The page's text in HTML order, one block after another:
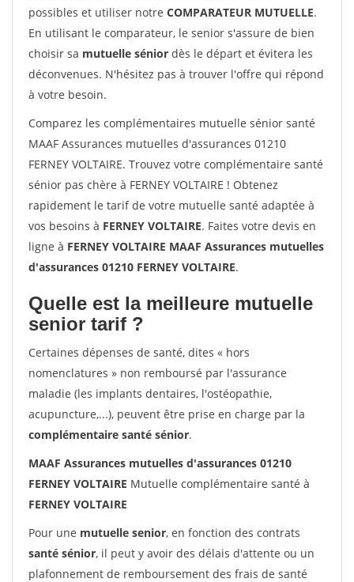
possibles et utiliser notre COMPARATEUR MUTUELLE.
En utilisant le comparateur, le senior s'assure de bien
choisir sa mutuelle sénior dès le départ et évitera les
déconvenues. N'hésitez pas à trouver l'offre qui répond
à votre besoin.
Comparez les complémentaires mutuelle sénior santé
MAAF Assurances mutuelles d'assurances 01210
FERNEY VOLTAIRE. Trouvez votre complémentaire santé
sénior pas chère à FERNEY VOLTAIRE ! Obtenez
rapidement le tarif de votre mutuelle santé adaptée à
vos besoins à FERNEY VOLTAIRE. Faites votre devis en
ligne à FERNEY VOLTAIRE MAAF Assurances mutuelles
d'assurances 01210 FERNEY VOLTAIRE.
Quelle est la meilleure mutuelle
senior tarif ?
Certaines dépenses de santé, dites « hors
nomenclatures » non remboursé par l'assurance
maladie (les implants dentaires, l'ostéopathie,
acupuncture,...), peuvent être prise en charge par la
complémentaire santé sénior.
MAAF Assurances mutuelles d'assurances 01210
FERNEY VOLTAIRE Mutuelle complémentaire santé à
FERNEY VOLTAIRE
Pour une mutuelle senior, en fonction des contrats
santé sénior, il peut y avoir des délais d'attente ou un
plafonnement de remboursement des frais de santé